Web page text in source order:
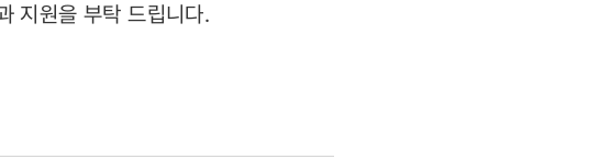
지원을 부탁 드립니다.